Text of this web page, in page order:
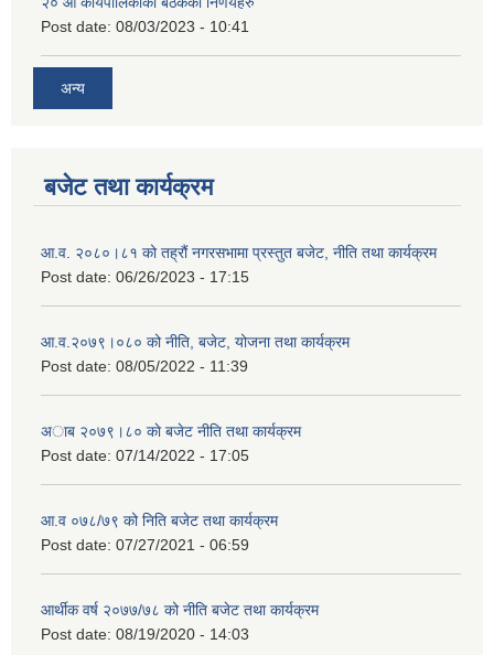
Post date: 08/03/2023 - 10:41
अन्य
बजेट तथा कार्यक्रम
आ.व. २०८०।८१ को तह्रौं नगरसभामा प्रस्तुत बजेट, नीति तथा कार्यक्रम
Post date: 06/26/2023 - 17:15
आ.व.२०७९।०८० को नीति, बजेट, योजना तथा कार्यक्रम
Post date: 08/05/2022 - 11:39
अाब २०७९।८० काे बजेट नीति तथा कार्यक्रम
Post date: 07/14/2022 - 17:05
आ.व ०७८/७९ को निति बजेट तथा कार्यक्रम
Post date: 07/27/2021 - 06:59
आर्थीक वर्ष २०७७/७८ को नीति बजेट तथा कार्यक्रम
Post date: 08/19/2020 - 14:03